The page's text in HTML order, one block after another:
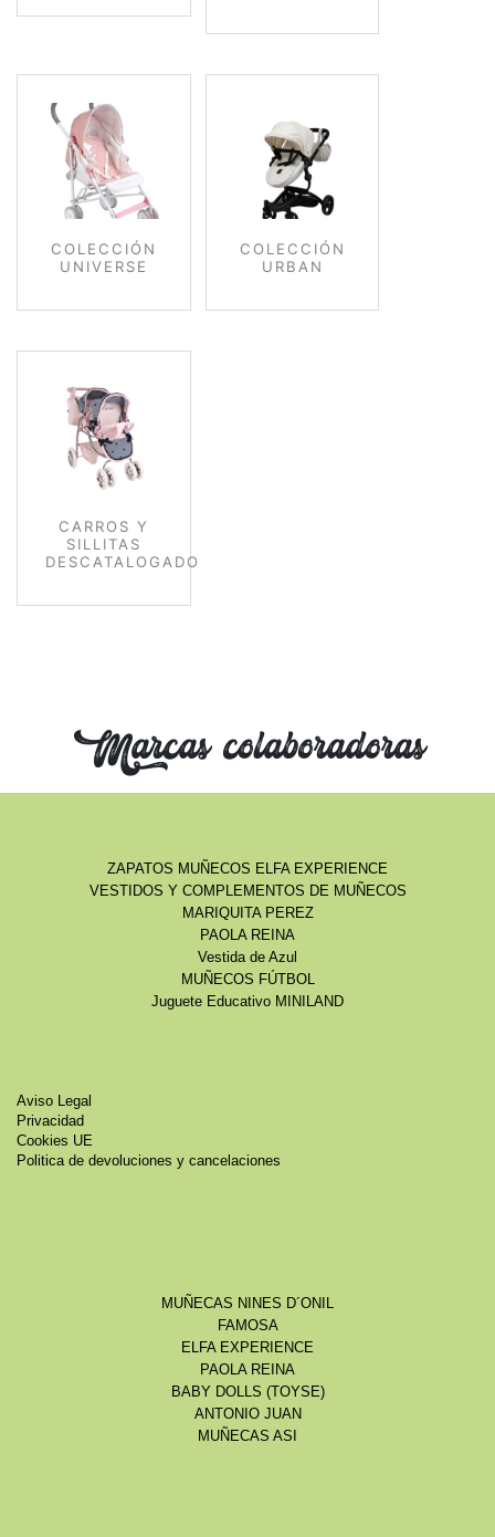
COLECCIÓN
UNIVERSE
COLECCIÓN
URBAN
CARROS Y
SILLITAS
DESCATALOGADO
Marcas colaboradoras
ZAPATOS MUÑECOS ELFA EXPERIENCE
VESTIDOS Y COMPLEMENTOS DE MUÑECOS
MARIQUITA PEREZ
PAOLA REINA
Vestida de Azul
MUÑECOS FÚTBOL
Juguete Educativo MINILAND
Aviso Legal
Privacidad
Cookies UE
Politica de devoluciones y cancelaciones
MUÑECAS NINES D´ONIL
FAMOSA
ELFA EXPERIENCE
PAOLA REINA
BABY DOLLS (TOYSE)
ANTONIO JUAN
MUÑECAS ASI